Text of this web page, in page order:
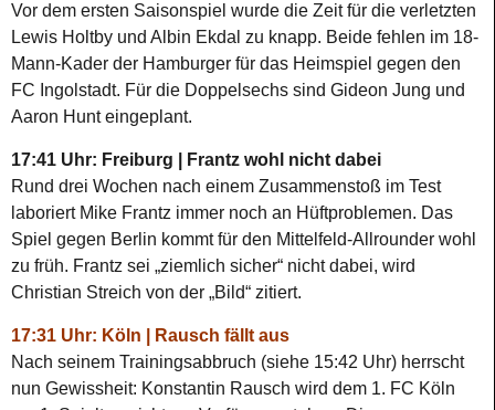
Vor dem ersten Saisonspiel wurde die Zeit für die verletzten
Lewis Holtby und Albin Ekdal zu knapp. Beide fehlen im 18-
Mann-Kader der Hamburger für das Heimspiel gegen den
FC Ingolstadt. Für die Doppelsechs sind Gideon Jung und
Aaron Hunt eingeplant.
17:41 Uhr: Freiburg | Frantz wohl nicht dabei
Rund drei Wochen nach einem Zusammenstoß im Test
laboriert Mike Frantz immer noch an Hüftproblemen. Das
Spiel gegen Berlin kommt für den Mittelfeld-Allrounder wohl
zu früh. Frantz sei „ziemlich sicher“ nicht dabei, wird
Christian Streich von der „Bild“ zitiert.
17:31 Uhr: Köln | Rausch fällt aus
Nach seinem Trainingsabbruch (siehe 15:42 Uhr) herrscht
nun Gewissheit: Konstantin Rausch wird dem 1. FC Köln